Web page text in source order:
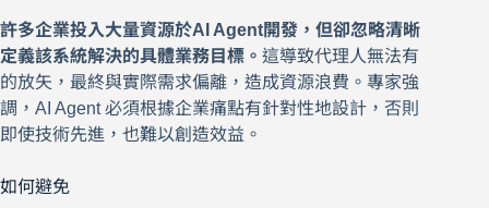
許多企業投入大量資源於AI Agent開發，但卻忽略清晰
定義該系統解決的具體業務目標。 這導致代理人無法有
的放矢，最終與實際需求偏離，造成資源浪費。專家強
調，AI Agent 必須根據企業痛點有針對性地設計，否則
即使技術先進，也難以創造效益。
如何避免